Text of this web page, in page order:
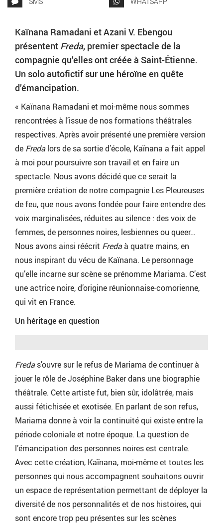
Kaïnana Ramadani et Azani V. Ebengou
présentent Freda, premier spectacle de la
compagnie qu’elles ont créée à Saint-Étienne.
Un solo autofictif sur une héroïne en quête
d’émancipation.
« Kaïnana Ramadani et moi-même nous sommes
rencontrées à l’issue de nos formations théâtrales
respectives. Après avoir présenté une première version
de Fredalors de sa sortie d’école, Kaïnana a fait appel
à moi pour poursuivre son travail et en faire un
spectacle. Nous avons décidé que ce serait la
première création de notre compagnie Les Pleureuses
de feu, que nous avons fondée pour faire entendre des
voix marginalisées, réduites au silence : des voix de
femmes, de personnes noires, lesbiennes ou queer…
Nous avons ainsi réécrit Fredaà quatre mains, en
nous inspirant du vécu de Kaïnana. Le personnage
qu’elle incarne sur scène se prénomme Mariama. C’est
une actrice noire, d’origine réunionnaise-comorienne,
qui vit en France.
Un héritage en question
Fredas’ouvre sur le refus de Mariama de continuer à
jouer le rôle de Joséphine Baker dans une biographie
théâtrale. Cette artiste fut, bien sûr, idolâtrée, mais
aussi fétichisée et exotisée. En parlant de son refus,
Mariama donne à voir la continuité qui existe entre la
période coloniale et notre époque. La question de
l’émancipation des personnes noires est centrale.
Avec cette création, Kaïnana, moi-même et toutes les
personnes qui nous accompagnent souhaitons ouvrir
un espace de représentation permettant de déployer la
diversité de nos personnalités et de nos histoires, qui
sont encore trop peu présentes sur les scènes